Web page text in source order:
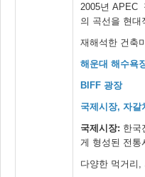
2005년 APEC
의 곡선을 현대
재해석한 건축
해운대 해수욕
BIFF 광장
국제시장, 자갈
국제시장: 한국
게 형성된 전통
다양한 먹거리,